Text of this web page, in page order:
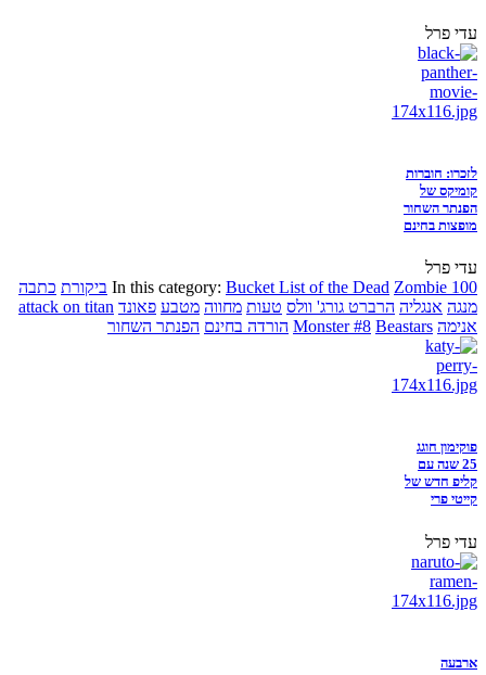
עדי פרל
לזכרו: חוברות
קומיקס של
הפנתר השחור
מופצות בחינם
עדי פרל
In this category: Bucket List of the Dead Zombie 100 ביקורת כתבה
מנגה אנגליה הרברט גורג' וולס טעות מחווה מטבע פאונד attack on titan
אנימה
Monster #8 Beastars הורדה בחינם הפנתר השחור
פוקימון חוגג
25 שנה עם
קליפ חדש של
קייטי פרי
עדי פרל
ארבעה